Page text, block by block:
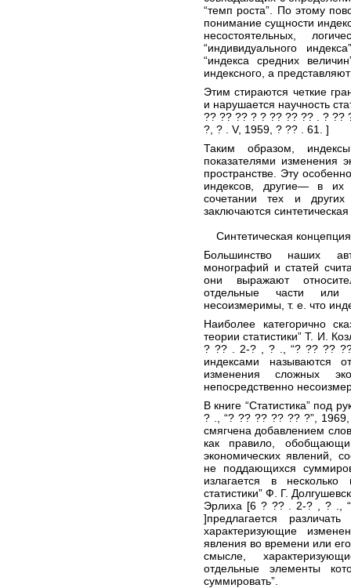
“темп роста”. По этому
понимание сущности
несостоятельных,
“индивидуального
“индекса средних
индексного, а
Этим стираются четкие
и нарушается научность
?? ?? ?? ? ? ?? ?? ?? . ? ??
?, ? . V, 1959, ? ?? . 61. ]
Таким образом,
показателями изменения
пространстве. Эту
индексов, другие— в их
сочетании тех и
заключаются
Синтетическая
Большинство наших
монографий и статей
они выражают
отдельные части или
несоизмеримы, т. е. что
Наиболее категорично
теории статистики” Т. И.
? ?? . 2-? , ? ., “? ?? ??
индексами называются
изменения сложных
непосредственно
В книге “Статистика” под
? ., “? ?? ?? ?? ?? ?”, 1969,
смягчена добавлением
как правило,
экономических явлений,
не поддающихся
излагается в
статистики” Ф. Г.
Эрлиха [6 ? ?? . 2-? , ? .,
]предлагается
характеризующие
явления во времени или
смысле,
отдельные элементы
суммировать”.